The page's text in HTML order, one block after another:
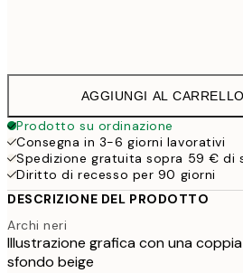
AGGIUNGI AL CARRELLO
Prodotto su ordinazione
Consegna in 3-6 giorni lavorativi
Spedizione gratuita sopra 59 € di
Diritto di recesso per 90 giorni
DESCRIZIONE DEL PRODOTTO
Archi neri
Illustrazione grafica con una
sfondo beige